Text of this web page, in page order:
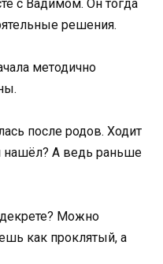
с Вадимом. Он тогда
решения.
методично
после родов. Ходит
нашёл? А ведь раньше
Можно
как проклятый, а